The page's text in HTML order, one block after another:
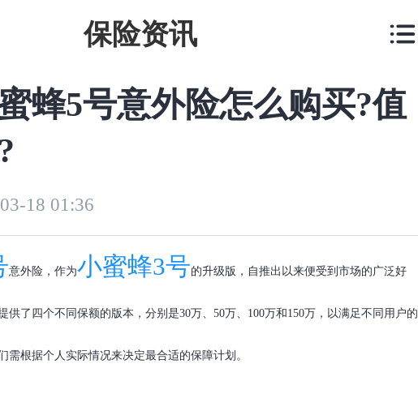
保险资讯
蜂5号意外险怎么购买?值
18 01:36
意外险，作为小蜜蜂3号的升级版，自推出以来便受到市场的广泛好
供了四个不同保额的版本，分别是30万、50万、100万和150万，以满足不同用户的
需根据个人实际情况来决定最合适的保障计划。